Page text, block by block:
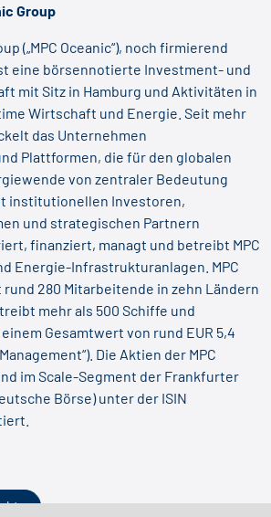
Group
(„MPC Oceanic“), noch firmierend
eine börsennotierte Investment- und
mit Sitz in Hamburg und Aktivitäten in
Wirtschaft und Energie. Seit mehr
das Unternehmen
Plattformen, die für den globalen
von zentraler Bedeutung
institutionellen Investoren,
und strategischen Partnern
finanziert, managt und betreibt MPC
Energie-Infrastrukturanlagen. MPC
280 Mitarbeitende in zehn Ländern
mehr als 500 Schiffe und
Gesamtwert von rund EUR 5,4
Die Aktien der MPC
im Scale-Segment der Frankfurter
Börse) unter der ISIN